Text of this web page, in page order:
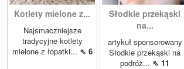
Kotlety mielone z...
Najsmaczniejsze
tradycyjne kotlety
mielone z łopatki... ⇖ 6
Słodkie przekąski
na...
artykuł sponsorowany
Słodkie przekąski na
podróż... ⇖ 11